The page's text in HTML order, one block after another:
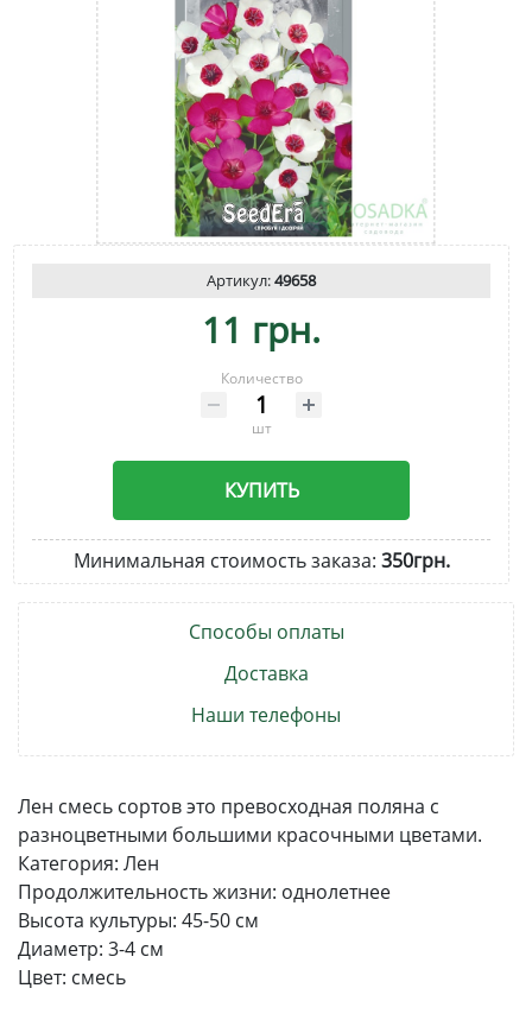
Артикул:49658
11 грн.
Количество
шт
КУПИТЬ
Минимальная стоимость заказа: 350грн.
Способы оплаты
Доставка
Наши телефоны
Лен смесь сортов это превосходная поляна с
разноцветными большими красочными цветами.
Категория: Лен
Продолжительность жизни: однолетнее
Высота культуры: 45-50 см
Диаметр: 3-4 см
Цвет: смесь